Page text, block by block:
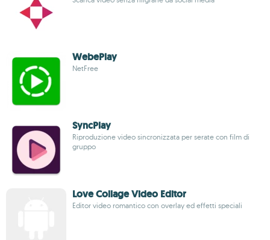
WebePlay
NetFree
SyncPlay
Riproduzione video sincronizzata per serate con film di
gruppo
Love Collage Video Editor
Editor video romantico con overlay ed effetti speciali